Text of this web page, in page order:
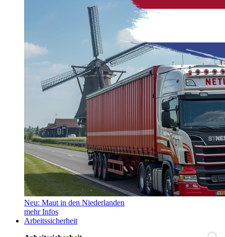
Neu: Maut in den Niederlanden
mehr Infos
Arbeitssicherheit